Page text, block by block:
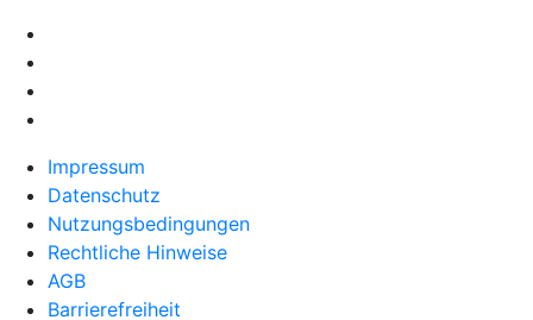
Impressum
Datenschutz
Nutzungsbedingungen
Rechtliche Hinweise
AGB
Barrierefreiheit